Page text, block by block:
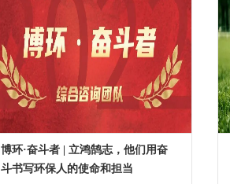
博环·奋斗者 | 立鸿鹄志，他们用奋
斗书写环保人的使命和担当